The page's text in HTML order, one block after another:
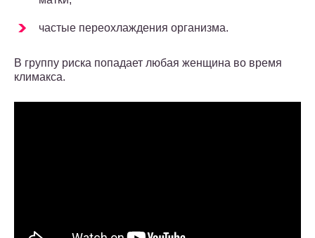
частые переохлаждения организма.
В группу риска попадает любая женщина во время
климакса.